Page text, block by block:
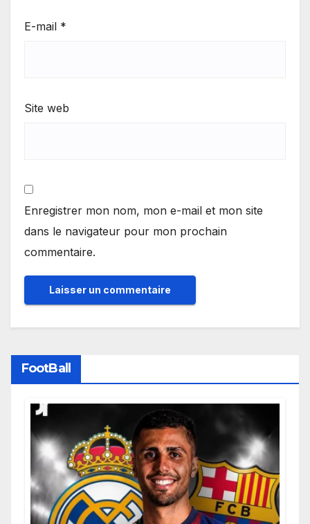
E-mail *
Site web
Enregistrer mon nom, mon e-mail et mon site
dans le navigateur pour mon prochain
commentaire.
FootBall